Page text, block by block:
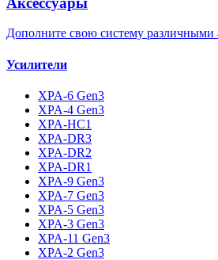
Дополните свою систему
Усилители
XPA-6 Gen3
XPA-4 Gen3
XPA-HC1
XPA-DR3
XPA-DR2
XPA-DR1
XPA-9 Gen3
XPA-7 Gen3
XPA-5 Gen3
XPA-3 Gen3
XPA-11 Gen3
XPA-2 Gen3